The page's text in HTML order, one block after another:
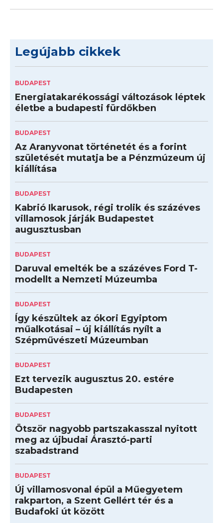
Legújabb cikkek
BUDAPEST
Energiatakarékossági változások léptek
életbe a budapesti fürdőkben
BUDAPEST
Az Aranyvonat történetét és a forint
születését mutatja be a Pénzmúzeum új
kiállítása
BUDAPEST
Kabrió Ikarusok, régi trolik és százéves
villamosok járják Budapestet
augusztusban
BUDAPEST
Daruval emelték be a százéves Ford T-
modellt a Nemzeti Múzeumba
BUDAPEST
Így készültek az ókori Egyiptom
műalkotásai – új kiállítás nyílt a
Szépművészeti Múzeumban
BUDAPEST
Ezt tervezik augusztus 20. estére
Budapesten
BUDAPEST
Ötször nagyobb partszakasszal nyitott
meg az újbudai Árasztó-parti
szabadstrand
BUDAPEST
Új villamosvonal épül a Műegyetem
rakparton, a Szent Gellért tér és a
Budafoki út között